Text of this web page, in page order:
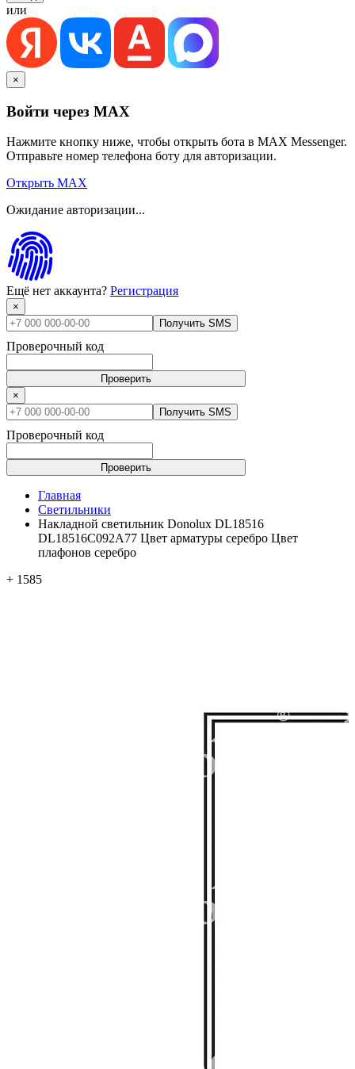
или
×
Войти через MAX
Нажмите кнопку ниже, чтобы открыть бота в MAX Messenger.
Отправьте номер телефона боту для авторизации.
Открыть MAX
Ожидание авторизации...
Ещё нет аккаунта? Регистрация
×
Получить SMS
Проверочный код
Проверить
×
Получить SMS
Проверочный код
Проверить
Главная
Светильники
Накладной светильник Donolux DL18516
DL18516C092A77 Цвет арматуры серебро Цвет
плафонов серебро
+ 1585